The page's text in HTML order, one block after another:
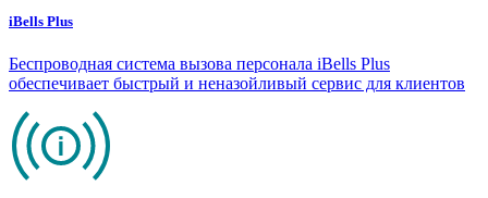
iBells Plus
Беспроводная система вызова персонала iBells Plus
обеспечивает быстрый и неназойливый сервис для клиентов